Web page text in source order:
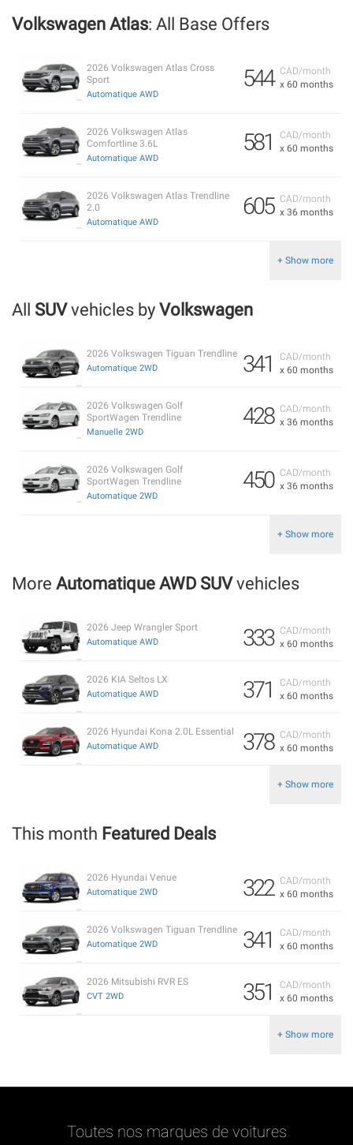
Volkswagen Atlas: All Base Offers
CAD/month
x 60 months
544
2026 Volkswagen Atlas Cross
Sport
Automatique AWD
CAD/month
x 60 months
581
2026 Volkswagen Atlas
Comfortline 3.6L
Automatique AWD
CAD/month
x 36 months
605
2026 Volkswagen Atlas Trendline
2.0
Automatique AWD
+ Show more
All SUVvehicles by Volkswagen
CAD/month
x 60 months
341
2026 Volkswagen Tiguan Trendline
Automatique 2WD
CAD/month
x 36 months
428
2026 Volkswagen Golf
SportWagen Trendline
Manuelle 2WD
CAD/month
x 36 months
450
2026 Volkswagen Golf
SportWagen Trendline
Automatique 2WD
+ Show more
More Automatique AWD SUVvehicles
CAD/month
x 60 months
333
2026 Jeep Wrangler Sport
Automatique AWD
CAD/month
x 60 months
371
2026 KIA Seltos LX
Automatique AWD
CAD/month
x 60 months
378
2026 Hyundai Kona 2.0L Essential
Automatique AWD
+ Show more
This month Featured Deals
CAD/month
x 60 months
322
2026 Hyundai Venue
Automatique 2WD
CAD/month
x 60 months
341
2026 Volkswagen Tiguan Trendline
Automatique 2WD
CAD/month
x 60 months
351
2026 Mitsubishi RVR ES
CVT 2WD
+ Show more
Toutes nos marques de voitures